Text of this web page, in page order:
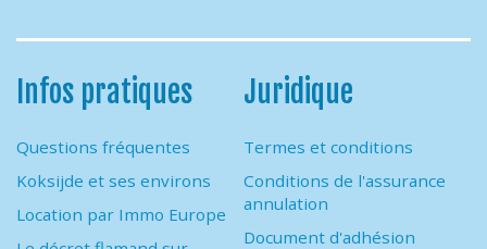
Infos pratiques
Questions fréquentes
Koksijde et ses environs
Location par Immo Europe
Juridique
Termes et conditions
Conditions de l'assurance
annulation
Document d'adhésion